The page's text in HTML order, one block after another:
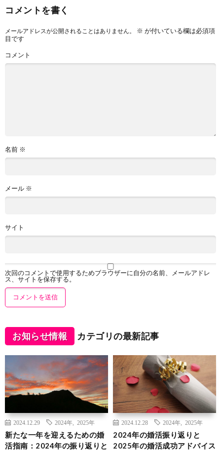
コメントを書く
メールアドレスが公開されることはありません。 ※ が付いている欄は必須項
目です
コメント
名前 ※
メール ※
サイト
次回のコメントで使用するためブラウザーに自分の名前、メールアドレ
ス、サイトを保存する。
お知らせ情報 カテゴリの最新記事
2024.12.29 2024年 2025年
新たな一年を迎えるための婚
活指南：2024年の振り返りと
2024.12.28 2024年 2025年
2024年の婚活振り返りと
2025年の婚活成功アドバイス